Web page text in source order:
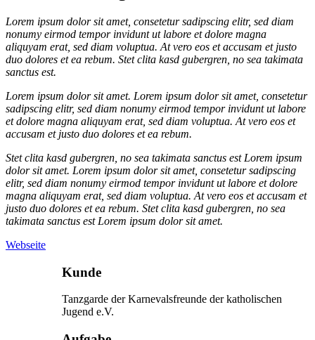
Lorem ipsum dolor sit amet, consetetur sadipscing elitr, sed diam
nonumy eirmod tempor invidunt ut labore et dolore magna
aliquyam erat, sed diam voluptua. At vero eos et accusam et justo
duo dolores et ea rebum. Stet clita kasd gubergren, no sea takimata
sanctus est.
Lorem ipsum dolor sit amet. Lorem ipsum dolor sit amet, consetetur
sadipscing elitr, sed diam nonumy eirmod tempor invidunt ut labore
et dolore magna aliquyam erat, sed diam voluptua. At vero eos et
accusam et justo duo dolores et ea rebum.
Stet clita kasd gubergren, no sea takimata sanctus est Lorem ipsum
dolor sit amet. Lorem ipsum dolor sit amet, consetetur sadipscing
elitr, sed diam nonumy eirmod tempor invidunt ut labore et dolore
magna aliquyam erat, sed diam voluptua. At vero eos et accusam et
justo duo dolores et ea rebum. Stet clita kasd gubergren, no sea
takimata sanctus est Lorem ipsum dolor sit amet.
Webseite
Kunde
Tanzgarde der Karnevalsfreunde der katholischen
Jugend e.V.